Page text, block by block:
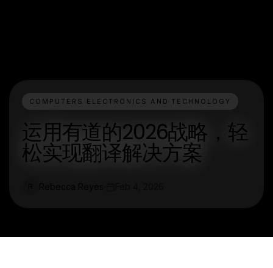
COMPUTERS ELECTRONICS AND TECHNOLOGY
运用有道的2026战略，轻
松实现翻译解决方案